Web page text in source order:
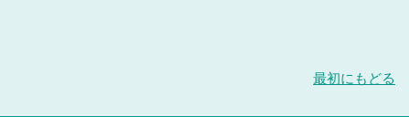
最初にもどる